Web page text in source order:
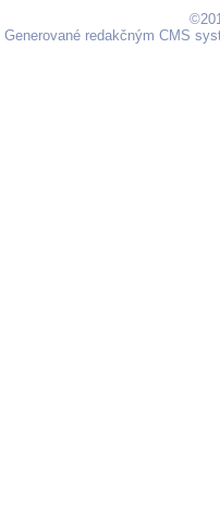
Generované redakčným CMS